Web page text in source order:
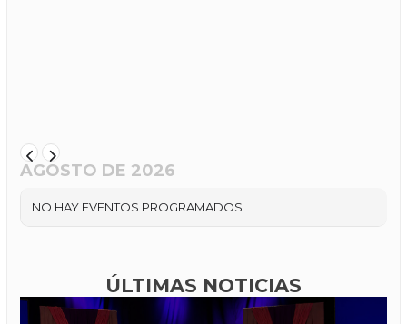
AGOSTO DE 2026
NO HAY EVENTOS PROGRAMADOS
ÚLTIMAS NOTICIAS